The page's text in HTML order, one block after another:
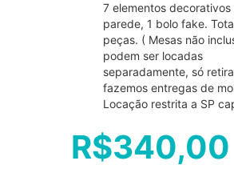
7 elementos decorativos
parede, 1 bolo fake.
peças. ( Mesas não
podem ser locadas
separadamente, só
fazemos entregas de
Locação restrita a SP
R$340,00